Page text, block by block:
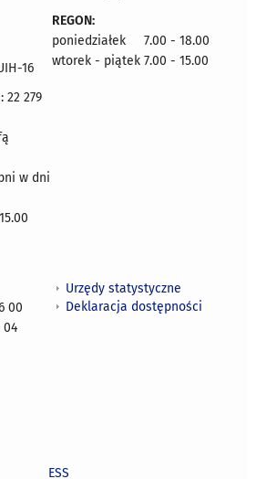
16
279
w dni
REGON:
poniedziałek 7.00 - 18.00
wtorek - piątek 7.00 - 15.00
00
04
Urzędy statystyczne
Deklaracja dostępności
ESS